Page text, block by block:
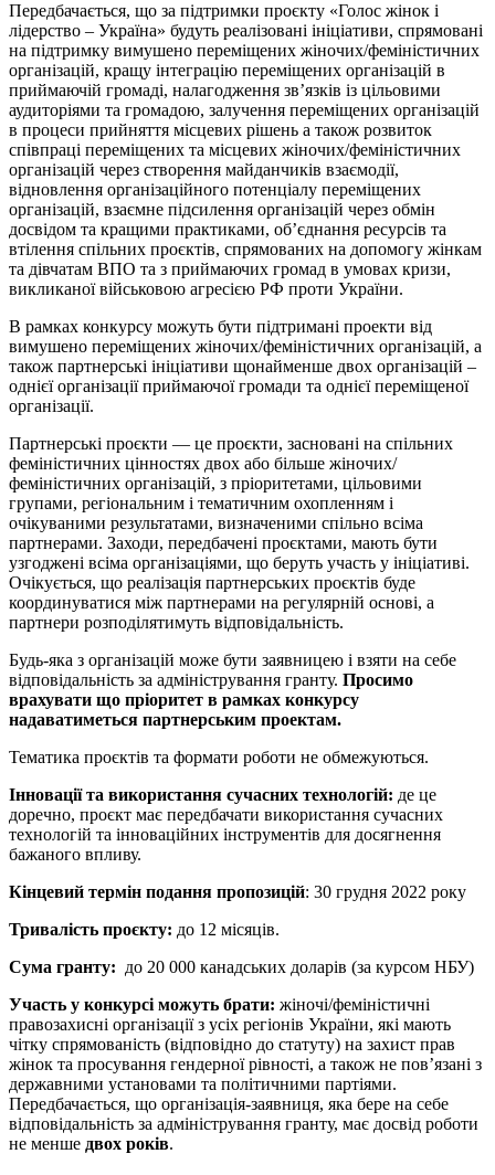
Передбачається, що за підтримки проєкту «Голос жінок і
лідерство – Україна» будуть реалізовані ініціативи, спрямовані
на підтримку вимушено переміщених жіночих/феміністичних
організацій, кращу інтеграцію переміщених організацій в
приймаючій громаді, налагодження зв’язків із цільовими
аудиторіями та громадою, залучення переміщених організацій
в процеси прийняття місцевих рішень а також розвиток
співпраці переміщених та місцевих жіночих/феміністичних
організацій через створення майданчиків взаємодії,
відновлення організаційного потенціалу переміщених
організацій, взаємне підсилення організацій через обмін
досвідом та кращими практиками, об’єднання ресурсів та
втілення спільних проєктів, спрямованих на допомогу жінкам
та дівчатам ВПО та з приймаючих громад в умовах кризи,
викликаної військовою агресією РФ проти України.
В рамках конкурсу можуть бути підтримані проекти від
вимушено переміщених жіночих/феміністичних організацій, а
також партнерські ініціативи щонайменше двох організацій –
однієї організації приймаючої громади та однієї переміщеної
організації.
Партнерські проєкти — це проєкти, засновані на спільних
феміністичних цінностях двох або більше жіночих/
феміністичних організацій, з пріоритетами, цільовими
групами, регіональним і тематичним охопленням і
очікуваними результатами, визначеними спільно всіма
партнерами. Заходи, передбачені проєктами, мають бути
узгоджені всіма організаціями, що беруть участь у ініціативі.
Очікується, що реалізація партнерських проєктів буде
координуватися між партнерами на регулярній основі, а
партнери розподілятимуть відповідальність.
Будь-яка з організацій може бути заявницею і взяти на себе
відповідальність за адміністрування гранту. Просимо
врахувати що пріоритет в рамках конкурсу
надаватиметься партнерським проектам.
Тематика проєктів та формати роботи не обмежуються.
Інновації та використання сучасних технологій: де це
доречно, проєкт має передбачати використання сучасних
технологій та інноваційних інструментів для досягнення
бажаного впливу.
Кінцевий термін подання пропозицій: 30 грудня 2022 року
Тривалість проєкту: до 12 місяців.
Сума гранту: до 20 000 канадських доларів (за курсом НБУ)
Участь у конкурсі можуть брати: жіночі/феміністичні
правозахисні організації з усіх регіонів України, які мають
чітку спрямованість (відповідно до статуту) на захист прав
жінок та просування гендерної рівності, а також не пов’язані з
державними установами та політичними партіями.
Передбачається, що організація-заявниця, яка бере на себе
відповідальність за адміністрування гранту, має досвід роботи
не менше двох років.